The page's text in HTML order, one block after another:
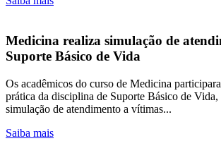
Medicina realiza simulação de
Suporte Básico de Vida
Os acadêmicos do curso de Medicina
prática da disciplina de Suporte Básico de
simulação de atendimento a vítimas...
Saiba mais